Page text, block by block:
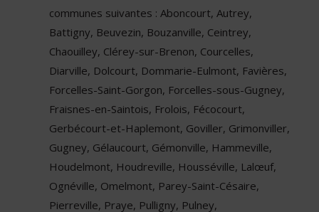
communes suivantes : Aboncourt, Autrey,
Battigny, Beuvezin, Bouzanville, Ceintrey,
Chaouilley, Clérey-sur-Brenon, Courcelles,
Diarville, Dolcourt, Dommarie-Eulmont, Favières,
Forcelles-Saint-Gorgon, Forcelles-sous-Gugney,
Fraisnes-en-Saintois, Frolois, Fécocourt,
Gerbécourt-et-Haplemont, Goviller, Grimonviller,
Gugney, Gélaucourt, Gémonville, Hammeville,
Houdelmont, Houdreville, Housséville, Lalœuf,
Ognéville, Omelmont, Parey-Saint-Césaire,
Pierreville, Praye, Pulligny, Pulney,